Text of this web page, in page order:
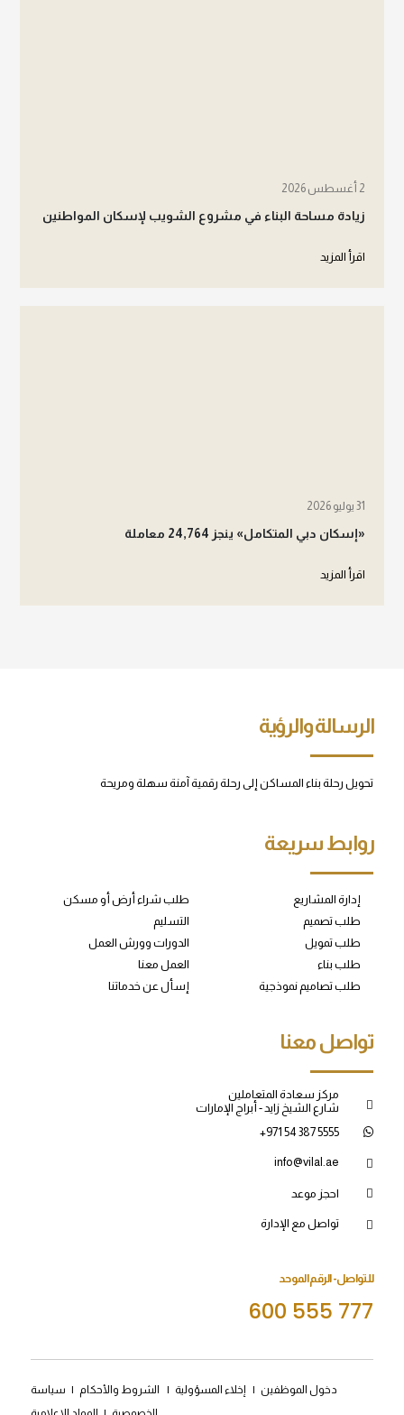
2 أغسطس 2026
زيادة مساحة البناء في مشروع الشويب لإسكان المواطنين
اقرأ المزيد
31 يوليو 2026
«إسكان دبي المتكامل» ينجز 24,764 معاملة
اقرأ المزيد
الرسالة والرؤية
تحويل رحلة بناء المساكن إلى رحلة رقمية آمنة سهلة ومريحة
روابط سريعة
إدارة المشاريع
طلب تصميم
طلب تمويل
طلب بناء
طلب تصاميم نموذجية
طلب شراء أرض أو مسكن
التسليم
الدورات وورش العمل
العمل معنا
إسأل عن خدماتنا
تواصل معنا
مركز سعادة المتعاملين
شارع الشيخ زايد - أبراج الإمارات
+971 54 387 5555
info@vilal.ae
احجز موعد
تواصل مع الإدارة
للتواصل- الرقم الموحد
600 555 777
دخول الموظفين |إخلاء المسؤولية | الشروط والأحكام | سياسة